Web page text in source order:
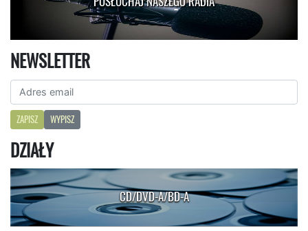
NEWSLETTER
ZAPISZ WYPISZ
DZIAŁY
CD/DVD-A/BD-A